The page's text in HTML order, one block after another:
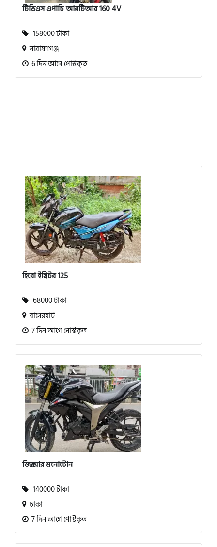
টিভিএস এপাচি আরটিআর 160 4V
158000 টাকা
নারায়ণগঞ্জ
6 দিন আগে পোস্টকৃত
হিরো ইগ্নিটর 125
68000 টাকা
বাগেরহাট
7 দিন আগে পোস্টকৃত
জিক্সার মনোটোন
140000 টাকা
ঢাকা
7 দিন আগে পোস্টকৃত